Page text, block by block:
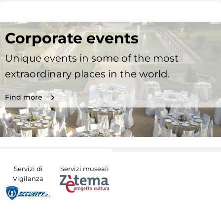
Corporate events
Unique events in some of the most
extraordinary places in the world.
Find more
Servizi di
Vigilanza
Servizi museali